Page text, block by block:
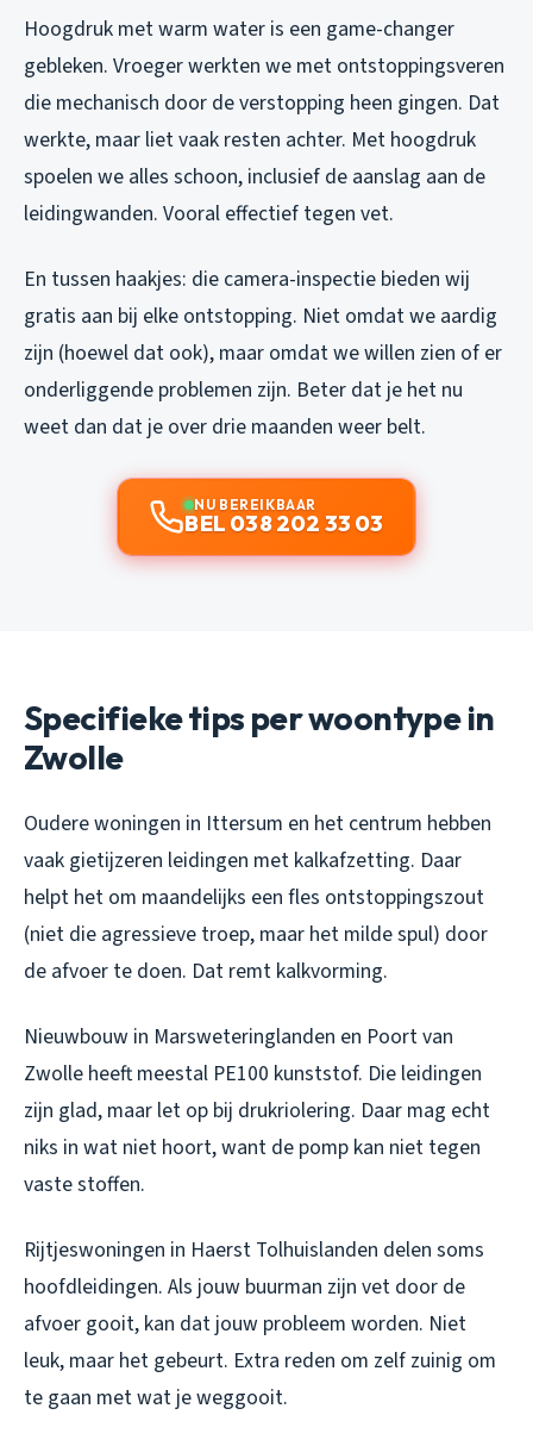
Hoogdruk met warm water is een game-changer
gebleken. Vroeger werkten we met ontstoppingsveren
die mechanisch door de verstopping heen gingen. Dat
werkte, maar liet vaak resten achter. Met hoogdruk
spoelen we alles schoon, inclusief de aanslag aan de
leidingwanden. Vooral effectief tegen vet.
En tussen haakjes: die camera-inspectie bieden wij
gratis aan bij elke ontstopping. Niet omdat we aardig
zijn (hoewel dat ook), maar omdat we willen zien of er
onderliggende problemen zijn. Beter dat je het nu
weet dan dat je over drie maanden weer belt.
NU BEREIKBAAR
BEL 038 202 33 03
Specifieke tips per woontype in
Zwolle
Oudere woningen in Ittersum en het centrum hebben
vaak gietijzeren leidingen met kalkafzetting. Daar
helpt het om maandelijks een fles ontstoppingszout
(niet die agressieve troep, maar het milde spul) door
de afvoer te doen. Dat remt kalkvorming.
Nieuwbouw in Marsweteringlanden en Poort van
Zwolle heeft meestal PE100 kunststof. Die leidingen
zijn glad, maar let op bij drukriolering. Daar mag echt
niks in wat niet hoort, want de pomp kan niet tegen
vaste stoffen.
Rijtjeswoningen in Haerst Tolhuislanden delen soms
hoofdleidingen. Als jouw buurman zijn vet door de
afvoer gooit, kan dat jouw probleem worden. Niet
leuk, maar het gebeurt. Extra reden om zelf zuinig om
te gaan met wat je weggooit.